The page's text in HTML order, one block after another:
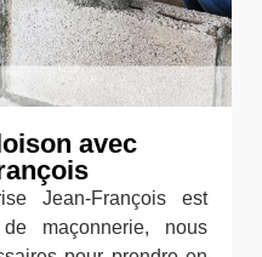
avec
Jean-François est
maçonnerie, nous